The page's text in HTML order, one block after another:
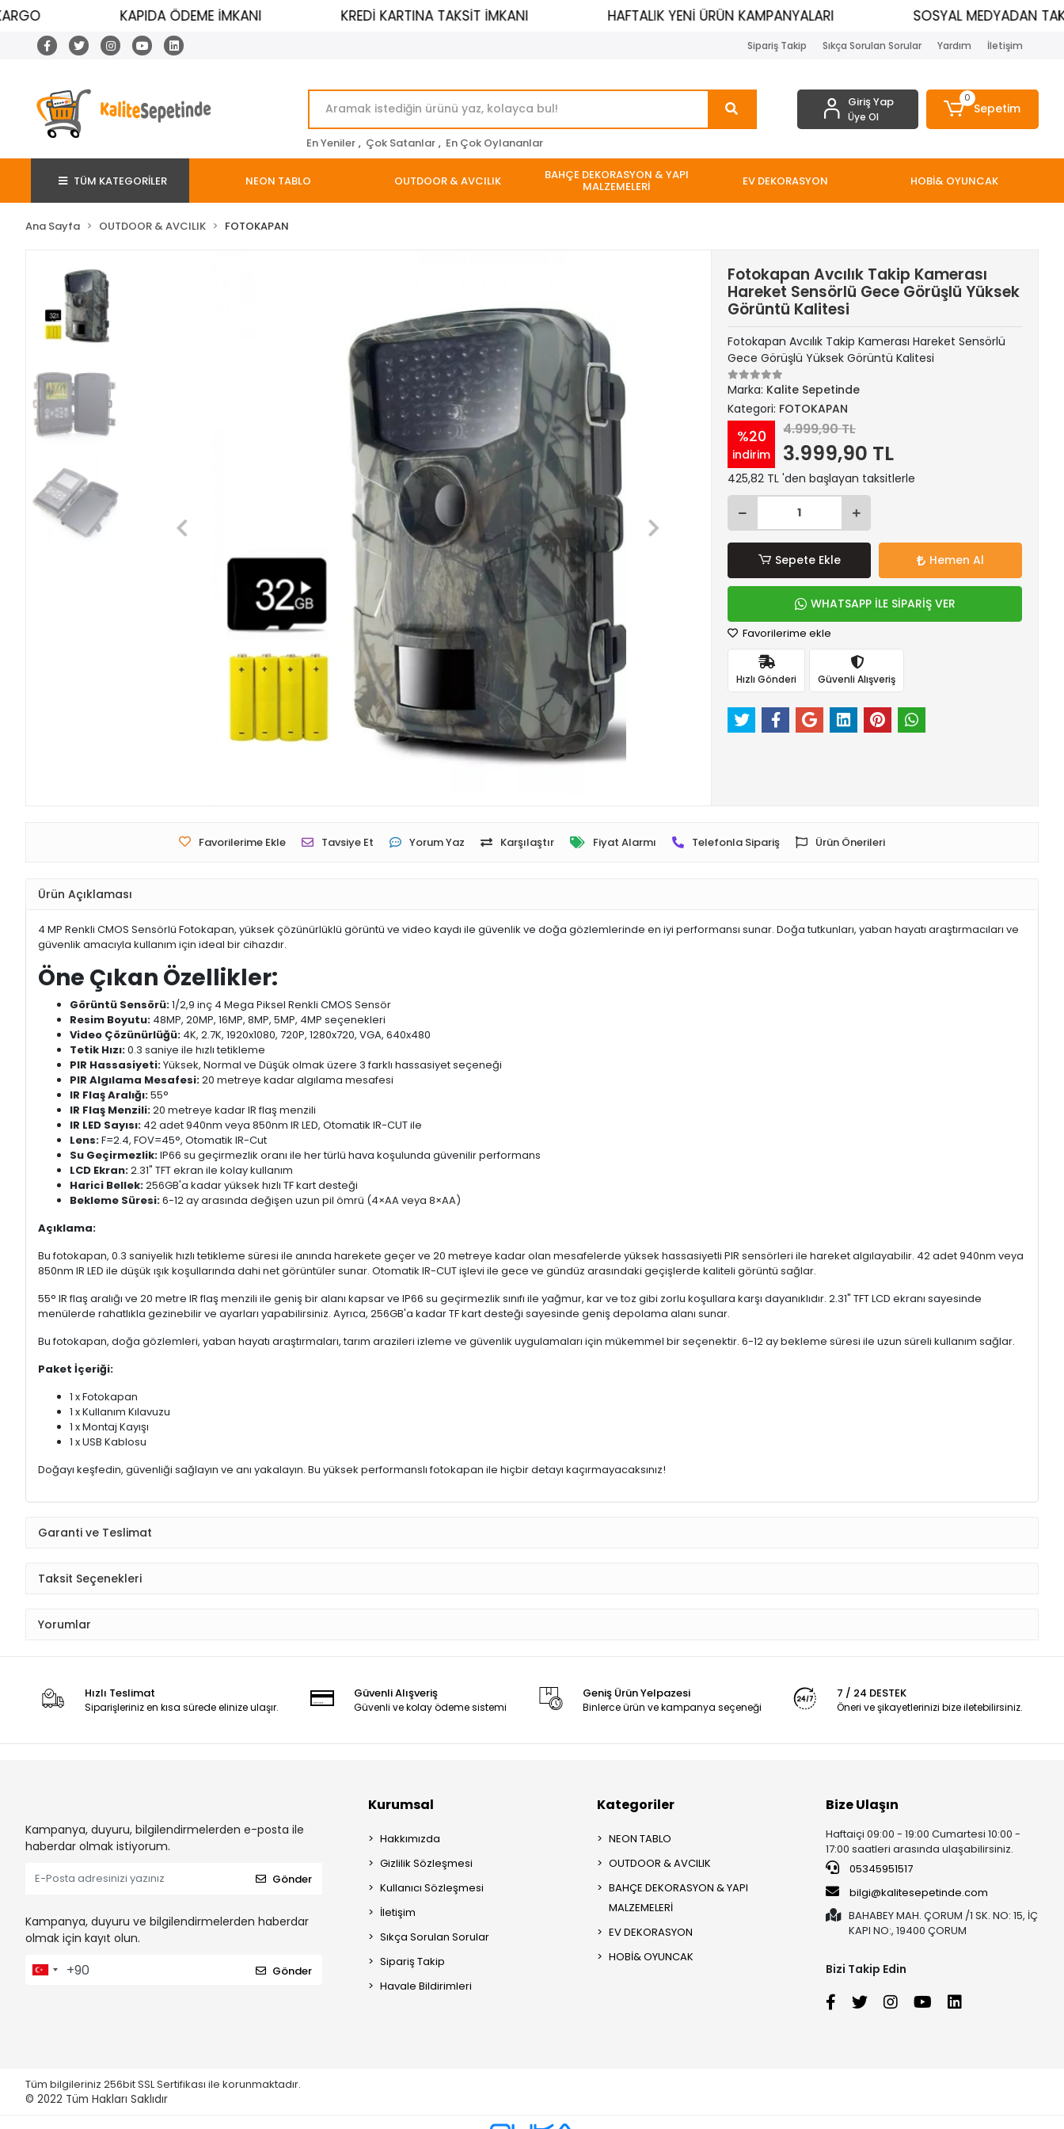
KAPIDA ÖDEME İMKANI KREDİ KARTINA TAKSİT İMKANI HAFTALIK YENİ ÜRÜN KAMPANYALARI SOSYAL MEDYADAN TAKİP
Sipariş Takip Sıkça Sorulan Sorular Yardım İletişim
En Yeniler , Çok Satanlar , En Çok Oylananlar
Giriş Yap
Üye Ol
0
Sepetim
TÜM KATEGORİLER NEON TABLO OUTDOOR & AVCILIK BAHÇE DEKORASYON & YAPI
MALZEMELERİ EV DEKORASYON HOBİ& OYUNCAK
Ana Sayfa OUTDOOR & AVCILIK FOTOKAPAN
Fotokapan Avcılık Takip Kamerası
Hareket Sensörlü Gece Görüşlü Yüksek
Görüntü Kalitesi
Fotokapan Avcılık Takip Kamerası Hareket Sensörlü
Gece Görüşlü Yüksek Görüntü Kalitesi
Marka: Kalite Sepetinde
Kategori: FOTOKAPAN
%20
indirim
4.999,90 TL
3.999,90 TL
425,82 TL 'den başlayan taksitlerle
Sepete Ekle Hemen Al
WHATSAPP İLE SİPARİŞ VER
Favorilerime ekle
Hızlı Gönderi Güvenli Alışveriş
Favorilerime Ekle Tavsiye Et Yorum Yaz Karşılaştır Fiyat Alarmı Telefonla Sipariş Ürün Önerileri
Ürün Açıklaması
4 MP Renkli CMOS Sensörlü Fotokapan, yüksek çözünürlüklü görüntü ve video kaydı ile güvenlik ve doğa gözlemlerinde en iyi performansı sunar. Doğa tutkunları, yaban hayatı araştırmacıları ve
güvenlik amacıyla kullanım için ideal bir cihazdır.
Öne Çıkan Özellikler:
Görüntü Sensörü:1/2,9 inç 4 Mega Piksel Renkli CMOS Sensör
Resim Boyutu: 48MP, 20MP, 16MP, 8MP, 5MP, 4MP seçenekleri
Video Çözünürlüğü: 4K, 2.7K, 1920x1080, 720P, 1280x720, VGA, 640x480
Tetik Hızı:0.3 saniye ile hızlı tetikleme
PIR Hassasiyeti:Yüksek, Normal ve Düşük olmak üzere 3 farklı hassasiyet seçeneği
PIR Algılama Mesafesi:20 metreye kadar algılama mesafesi
IR Flaş Aralığı:55°
IR Flaş Menzili:20 metreye kadar IR flaş menzili
IR LED Sayısı: 42 adet 940nm veya 850nm IR LED, Otomatik IR-CUT ile
Lens:F=2.4, FOV=45°, Otomatik IR-Cut
Su Geçirmezlik:IP66 su geçirmezlik oranı ile her türlü hava koşulunda güvenilir performans
LCD Ekran:2.31" TFT ekran ile kolay kullanım
Harici Bellek:256GB'a kadar yüksek hızlı TF kart desteği
Bekleme Süresi:6-12 ay arasında değişen uzun pil ömrü (4×AA veya 8×AA)
Açıklama:
Bu fotokapan, 0.3 saniyelik hızlı tetikleme süresi ile anında harekete geçer ve 20 metreye kadar olan mesafelerde yüksek hassasiyetli PIR sensörleri ile hareket algılayabilir. 42 adet 940nm veya
850nm IR LED ile düşük ışık koşullarında dahi net görüntüler sunar. Otomatik IR-CUT işlevi ile gece ve gündüz arasındaki geçişlerde kaliteli görüntü sağlar.
55° IR flaş aralığı ve 20 metre IR flaş menzili ile geniş bir alanı kapsar ve IP66 su geçirmezlik sınıfı ile yağmur, kar ve toz gibi zorlu koşullara karşı dayanıklıdır. 2.31" TFT LCD ekranı sayesinde
menülerde rahatlıkla gezinebilir ve ayarları yapabilirsiniz. Ayrıca, 256GB'a kadar TF kart desteği sayesinde geniş depolama alanı sunar.
Bu fotokapan, doğa gözlemleri, yaban hayatı araştırmaları, tarım arazileri izleme ve güvenlik uygulamaları için mükemmel bir seçenektir. 6-12 ay bekleme süresi ile uzun süreli kullanım sağlar.
Paket İçeriği:
1 x Fotokapan
1 x Kullanım Kılavuzu
1 x Montaj Kayışı
1 x USB Kablosu
Doğayı keşfedin, güvenliği sağlayın ve anı yakalayın. Bu yüksek performanslı fotokapan ile hiçbir detayı kaçırmayacaksınız!
Garanti ve Teslimat
Taksit Seçenekleri
Yorumlar
Hızlı Teslimat
Siparişleriniz en kısa sürede elinize ulaşır.
Güvenli Alışveriş
Güvenli ve kolay ödeme sistemi
Geniş Ürün Yelpazesi
Binlerce ürün ve kampanya seçeneği
7 / 24 DESTEK
Öneri ve şikayetlerinizi bize iletebilirsiniz.
Kampanya, duyuru, bilgilendirmelerden e-posta ile
haberdar olmak istiyorum.
Gönder
Kampanya, duyuru ve bilgilendirmelerden haberdar
olmak için kayıt olun.
Gönder
Kurumsal
Hakkımızda
Gizlilik Sözleşmesi
Kullanıcı Sözleşmesi
İletişim
Sıkça Sorulan Sorular
Sipariş Takip
Havale Bildirimleri
Kategoriler
NEON TABLO
OUTDOOR & AVCILIK
BAHÇE DEKORASYON & YAPI
MALZEMELERİ
EV DEKORASYON
HOBİ& OYUNCAK
Bize Ulaşın
Haftaiçi 09:00 - 19:00 Cumartesi 10:00 -
17:00 saatleri arasında ulaşabilirsiniz.
05345951517
bilgi@kalitesepetinde.com
BAHABEY MAH. ÇORUM /1 SK. NO: 15, İÇ
KAPI NO:, 19400 ÇORUM
Bizi Takip Edin
Tüm bilgileriniz 256bit SSL Sertifikası ile korunmaktadır.
© 2022 Tüm Hakları Saklıdır